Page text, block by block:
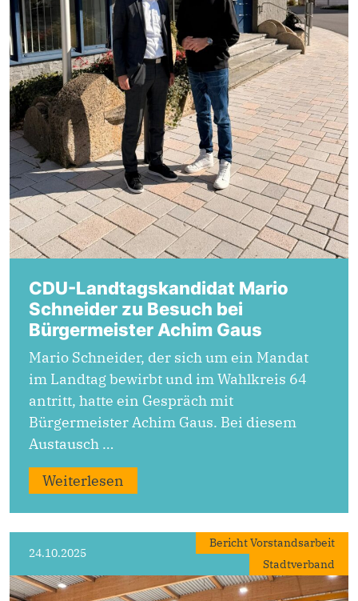
CDU-Landtagskandidat Mario
Schneider zu Besuch bei
Bürgermeister Achim Gaus
Mario Schneider, der sich um ein Mandat
im Landtag bewirbt und im Wahlkreis 64
antritt, hatte ein Gespräch mit
Bürgermeister Achim Gaus. Bei diesem
Austausch …
Weiterlesen
24.10.2025
Bericht Vorstandsarbeit
Stadtverband